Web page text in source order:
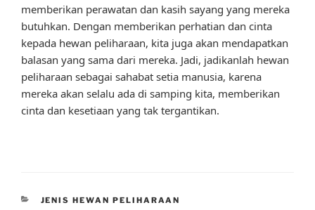
memberikan perawatan dan kasih sayang yang mereka
butuhkan. Dengan memberikan perhatian dan cinta
kepada hewan peliharaan, kita juga akan mendapatkan
balasan yang sama dari mereka. Jadi, jadikanlah hewan
peliharaan sebagai sahabat setia manusia, karena
mereka akan selalu ada di samping kita, memberikan
cinta dan kesetiaan yang tak tergantikan.
CATEGORIES
JENIS HEWAN PELIHARAAN